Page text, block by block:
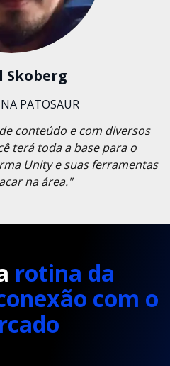
Skoberg
PATOSAUR
conteúdo e com diversos
terá toda a base para o
Unity e suas ferramentas
na área."
rotina da
com o